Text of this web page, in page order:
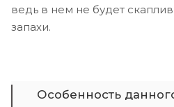
ведь в нем не будет
запахи.
Особенность